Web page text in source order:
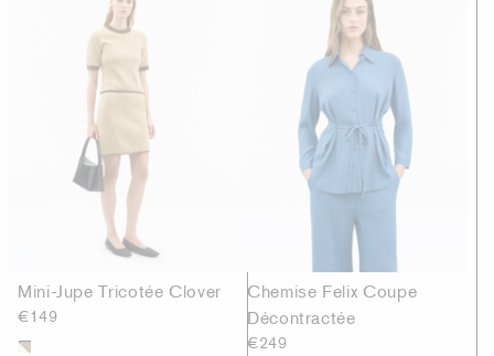
Mini-Jupe Tricotée Clover
€149
Chemise Felix Coupe
Décontractée
€249